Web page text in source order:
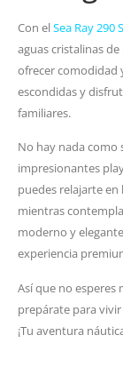
Con elSea Ray 290
aguas cristalinas
ofrecer comodidad
escondidas y
familiares.
No hay nada como
impresionantes
puedes relajarte
mientras
moderno y
experiencia
Así que no esperes
prepárate para
¡Tu aventura